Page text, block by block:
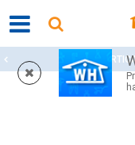
WOBY